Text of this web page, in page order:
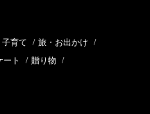
子育て / 旅・お出かけ /
ト / 贈り物 /